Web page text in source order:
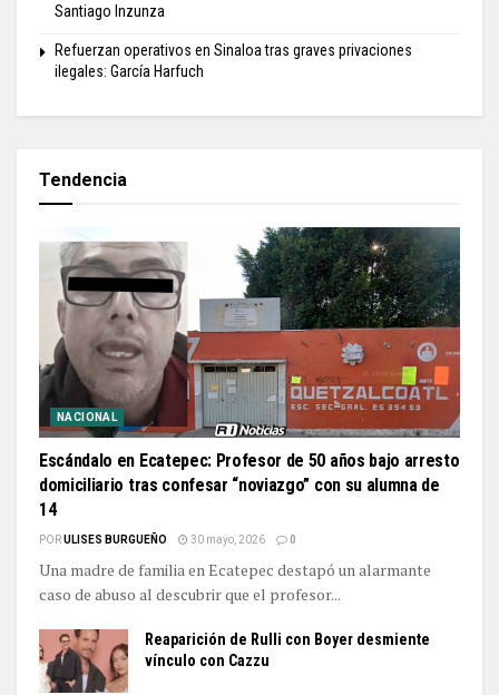
Santiago Inzunza
Refuerzan operativos en Sinaloa tras graves privaciones
ilegales: García Harfuch
Tendencia
NACIONAL
Escándalo en Ecatepec: Profesor de 50 años bajo arresto
domiciliario tras confesar “noviazgo” con su alumna de
14
PORULISES BURGUEÑO 30 mayo, 2026 0
Una madre de familia en Ecatepec destapó un alarmante
caso de abuso al descubrir que el profesor...
Reaparición de Rulli con Boyer desmiente
vínculo con Cazzu